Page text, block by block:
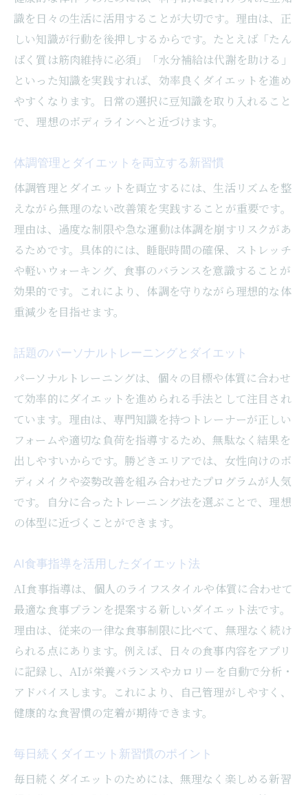
識を日々の生活に活用することが大切です。理由は、正
しい知識が行動を後押しするからです。たとえば「たん
ぱく質は筋肉維持に必須」「水分補給は代謝を助ける」
といった知識を実践すれば、効率良くダイエットを進め
やすくなります。日常の選択に豆知識を取り入れること
で、理想のボディラインへと近づけます。
体調管理とダイエットを両立する新習慣
体調管理とダイエットを両立するには、生活リズムを整
えながら無理のない改善策を実践することが重要です。
理由は、過度な制限や急な運動は体調を崩すリスクがあ
るためです。具体的には、睡眠時間の確保、ストレッチ
や軽いウォーキング、食事のバランスを意識することが
効果的です。これにより、体調を守りながら理想的な体
重減少を目指せます。
話題のパーソナルトレーニングとダイエット
パーソナルトレーニングは、個々の目標や体質に合わせ
て効率的にダイエットを進められる手法として注目され
ています。理由は、専門知識を持つトレーナーが正しい
フォームや適切な負荷を指導するため、無駄なく結果を
出しやすいからです。勝どきエリアでは、女性向けのボ
ディメイクや姿勢改善を組み合わせたプログラムが人気
です。自分に合ったトレーニング法を選ぶことで、理想
の体型に近づくことができます。
AI食事指導を活用したダイエット法
AI食事指導は、個人のライフスタイルや体質に合わせて
最適な食事プランを提案する新しいダイエット法です。
理由は、従来の一律な食事制限に比べて、無理なく続け
られる点にあります。例えば、日々の食事内容をアプリ
に記録し、AIが栄養バランスやカロリーを自動で分析・
アドバイスします。これにより、自己管理がしやすく、
健康的な食習慣の定着が期待できます。
毎日続くダイエット新習慣のポイント
毎日続くダイエットのためには、無理なく楽しめる新習